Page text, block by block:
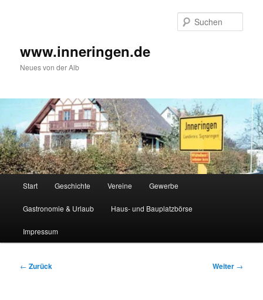
www.inneringen.de
Neues von der Alb
Start Geschichte Vereine Gewerbe
Gastronomie & Urlaub Haus- und Bauplatzbörse
Impressum
Beitragsnavigation
← Zurück Weiter →